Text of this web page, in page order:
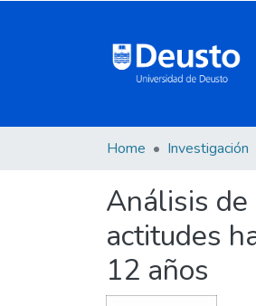
Home Investigación
Análisis
actitudes
12 años